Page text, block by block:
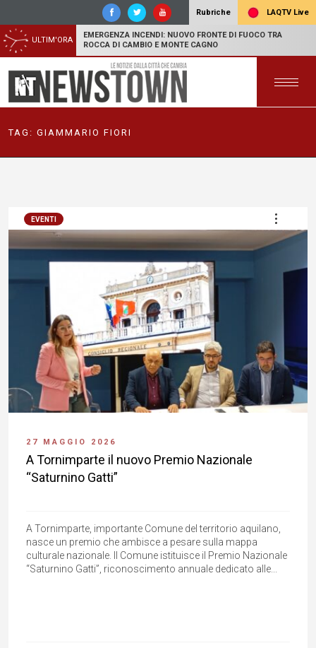
Rubriche LAQTV Live
ULTIM'ORA
EMERGENZA INCENDI: NUOVO FRONTE DI FUOCO TRA
ROCCA DI CAMBIO E MONTE CAGNO
TAG: GIAMMARIO FIORI
EVENTI
27 MAGGIO 2026
A Tornimparte il nuovo Premio Nazionale
“Saturnino Gatti”
A Tornimparte, importante Comune del territorio aquilano,
nasce un premio che ambisce a pesare sulla mappa
culturale nazionale. Il Comune istituisce il Premio Nazionale
“Saturnino Gatti”, riconoscimento annuale dedicato alle...